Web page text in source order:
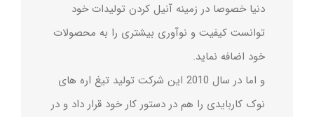
دنیا خصوصا در زمینه آنیل کردن تولیدات خود
توانست کیفیت و نوآوری بیشتری را به محصولات
خود اضافه نماید.
و اما در سال 2010 این شرکت تولید تیغ اره های
نوک کاربایدی را هم در دستور کار خود قرار داد و در